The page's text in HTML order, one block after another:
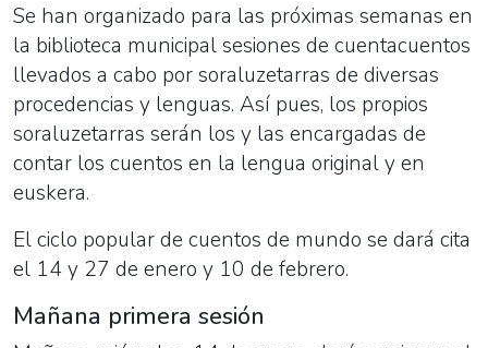
Se han organizado para las próximas semanas en
la biblioteca municipal sesiones de cuentacuentos
llevados a cabo por soraluzetarras de diversas
procedencias y lenguas. Así pues, los propios
soraluzetarras serán los y las encargadas de
contar los cuentos en la lengua original y en
euskera.
El ciclo popular de cuentos de mundo se dará cita
el 14 y 27 de enero y 10 de febrero.
Mañana primera sesión